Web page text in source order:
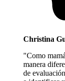
Christina
"Como
manera
de